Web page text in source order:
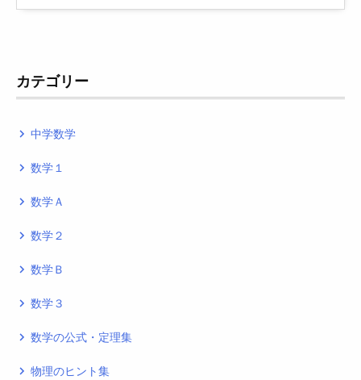
カテゴリー
navigate_next 中学数学
navigate_next 数学１
navigate_next 数学Ａ
navigate_next 数学２
navigate_next 数学Ｂ
navigate_next 数学３
navigate_next 数学の公式・定理集
navigate_next 物理のヒント集